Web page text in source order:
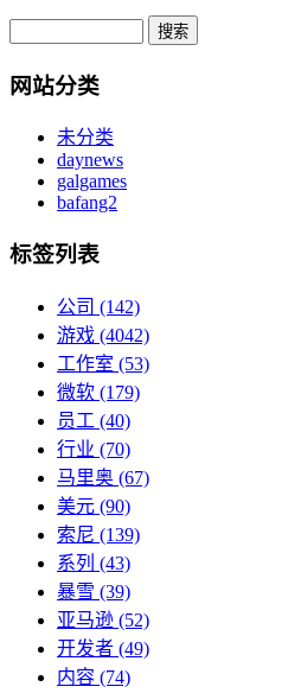
网站分类
未分类
daynews
galgames
bafang2
标签列表
公司 (142)
游戏 (4042)
工作室 (53)
微软 (179)
员工 (40)
行业 (70)
马里奥 (67)
美元 (90)
索尼 (139)
系列 (43)
暴雪 (39)
亚马逊 (52)
开发者 (49)
内容 (74)